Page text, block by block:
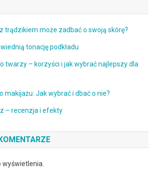
trądzikiem może zadbać o swoją skórę?
tonację podkładu
twarzy – korzyści i jak wybrać najlepszy dla
makijażu: Jak wybrać i dbać o nie?
– recenzja i efekty